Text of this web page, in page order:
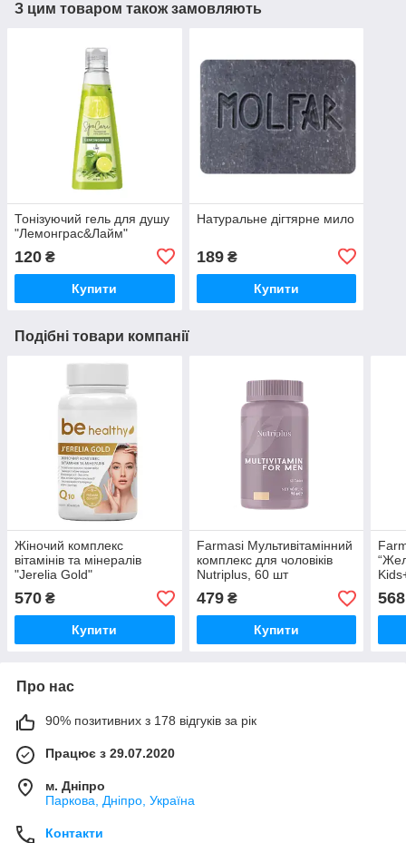
З цим товаром також замовляють
Тонізуючий гель для душу
"Лемонграс&Лайм"
120 ₴
Купити
Натуральне дігтярне мило
189₴
Купити
Подібні товари компанії
Жіночий комплекс
вітамінів та мінералів
"Jerelia Gold"
570 ₴
Купити
Farmasi Мультивітамінний
комплекс для чоловіків
Nutriplus, 60 шт
479₴
Купити
568
Про нас
90% позитивних з 178 відгуків за рік
Працює з 29.07.2020
м. Дніпро
Паркова, Дніпро, Україна
Контакти